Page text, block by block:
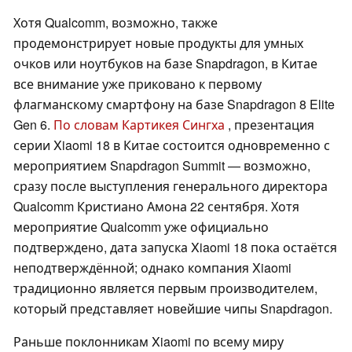
Хотя Qualcomm, возможно, также
продемонстрирует новые продукты для умных
очков или ноутбуков на базе Snapdragon, в Китае
все внимание уже приковано к первому
флагманскому смартфону на базе Snapdragon 8 Elite
Gen 6. По словам Картикея Сингха , презентация
серии Xiaomi 18 в Китае состоится одновременно с
мероприятием Snapdragon Summit — возможно,
сразу после выступления генерального директора
Qualcomm Кристиано Амона 22 сентября. Хотя
мероприятие Qualcomm уже официально
подтверждено, дата запуска Xiaomi 18 пока остаётся
неподтверждённой; однако компания Xiaomi
традиционно является первым производителем,
который представляет новейшие чипы Snapdragon.
Раньше поклонникам Xiaomi по всему миру